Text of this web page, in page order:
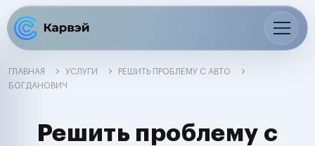
ГЛАВНАЯ УСЛУГИ
РЕШИТЬ ПРОБЛЕМУ С АВТО
БОГДАНОВИЧ
Решить проблему с